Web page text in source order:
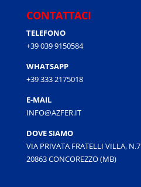
CONTATTACI
TELEFONO
+39 039 9150584
WHATSAPP
+39 333 2175018
E-MAIL
INFO@AZFER.IT
DOVE SIAMO
VIA PRIVATA FRATELLI VILLA, N.7
20863 CONCOREZZO (MB)